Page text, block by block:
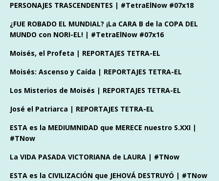
PERSONAJES TRASCENDENTES | #TetraElNow #07x18
¿FUE ROBADO EL MUNDIAL? ¡La CARA B de la COPA DEL
MUNDO con NORI-EL! | #TetraElNow #07x16
Moisés, el Profeta | REPORTAJES TETRA-EL
Moisés: Ascenso y Caída | REPORTAJES TETRA-EL
Los Misterios de Moisés | REPORTAJES TETRA-EL
José el Patriarca | REPORTAJES TETRA-EL
ESTA es la MEDIUMNIDAD que MERECE nuestro S.XXI |
#TNow
La VIDA PASADA VICTORIANA de LAURA | #TNow
ESTA es la CIVILIZACIÓN que JEHOVÁ DESTRUYÓ | #TNow